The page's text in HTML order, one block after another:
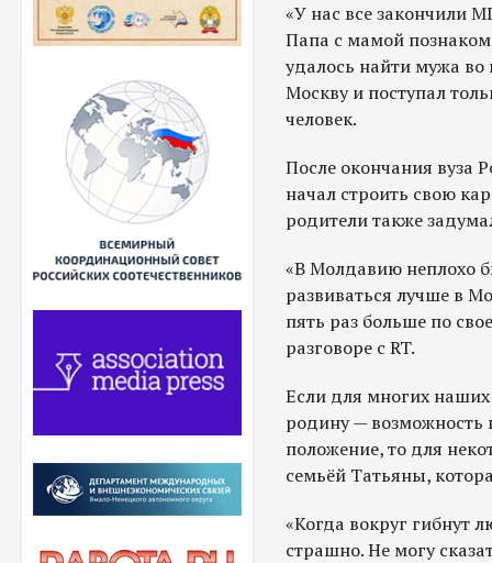
«У нас все закончили
Папа с мамой
удалось найти мужа во
Москву и поступал
человек.
После окончания вуза
начал строить свою
родители также
«В Молдавию неплохо
развиваться лучше в
пять раз больше по
разговоре с RT.
Если для многих наших
родину — возможность
положение, то для
семьёй Татьяны,
«Когда вокруг гибнут
страшно. Не могу